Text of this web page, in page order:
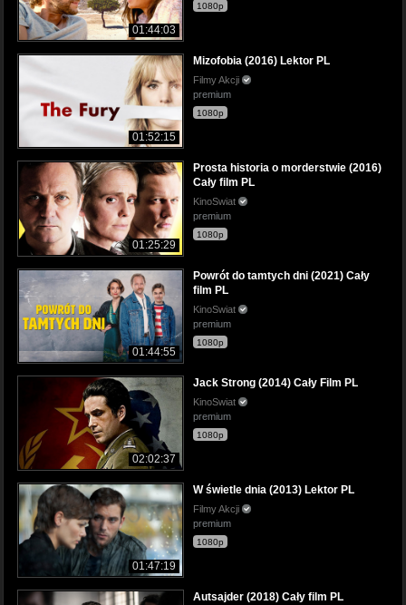
01:44:03
1080p
01:52:15
Mizofobia (2016) Lektor PL
Filmy Akcji
premium
1080p
01:25:29
Prosta historia o morderstwie (2016)
Cały film PL
KinoSwiat
premium
1080p
01:44:55
Powrót do tamtych dni (2021) Cały
film PL
KinoSwiat
premium
1080p
02:02:37
Jack Strong (2014) Cały Film PL
KinoSwiat
premium
1080p
01:47:19
W świetle dnia (2013) Lektor PL
Filmy Akcji
premium
1080p
Autsajder (2018) Cały film PL